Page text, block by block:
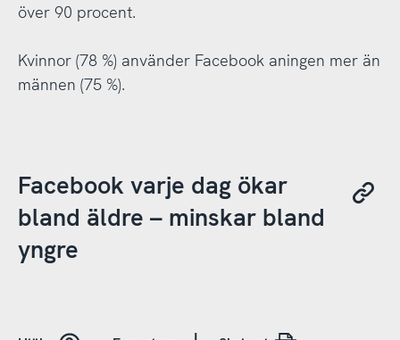
över 90 procent.
Kvinnor (78 %) använder Facebook aningen mer än
männen (75 %).
Facebook varje dag ökar
bland äldre – minskar bland
yngre